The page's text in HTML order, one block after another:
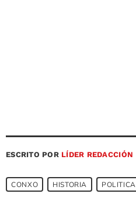
ESCRITO POR LÍDER REDACCIÓN
CONXO HISTORIA POLITICA